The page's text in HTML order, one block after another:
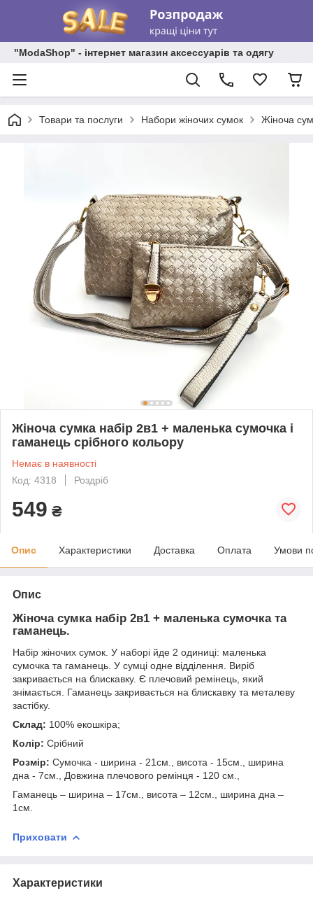
"ModaShop" - інтернет магазин аксессуарів та одягу
Товари та послуги Набори жіночих сумок Жіноча
Жіноча сумка набір 2в1 + маленька сумочка і
гаманець срібного кольору
Немає в наявності
Код: 4318
Роздріб
549 ₴
Опис Характеристики Доставка Оплата Умови
Опис
Жіноча сумка набір 2в1 + маленька сумочка та
гаманець.
Набір жіночих сумок. У наборі йде 2 одиниці: маленька
сумочка та гаманець. У сумці одне відділення. Виріб
закривається на блискавку. Є плечовий ремінець, який
знімається. Гаманець закривається на блискавку та металеву
застібку.
Склад: 100% екошкіра;
Колір: Срібний
Розмір: Сумочка - ширина - 21см., висота - 15см., ширина
дна - 7см., Довжина плечового ремінця - 120 см.,
Гаманець – ширина – 17см., висота – 12см., ширина дна –
1см.
Приховати
Характеристики